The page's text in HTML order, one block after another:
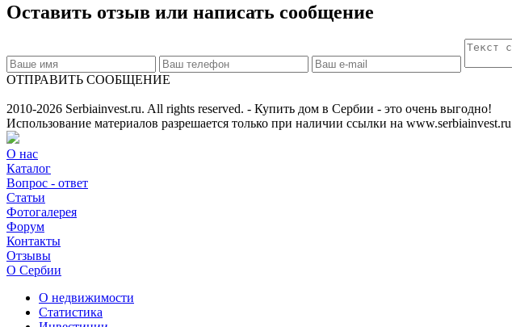
Оставить отзыв или написать сообщение
ОТПРАВИТЬ СООБЩЕНИЕ
2010-2026 Serbiainvest.ru. All rights reserved. - Купить дом в Сербии - это очень выгодно!
Использование материалов разрешается только при наличии ссылки на www.serbiainvest.ru
О нас
Каталог
Вопрос - ответ
Статьи
Фотогалерея
Форум
Контакты
Отзывы
О Сербии
О недвижимости
Статистика